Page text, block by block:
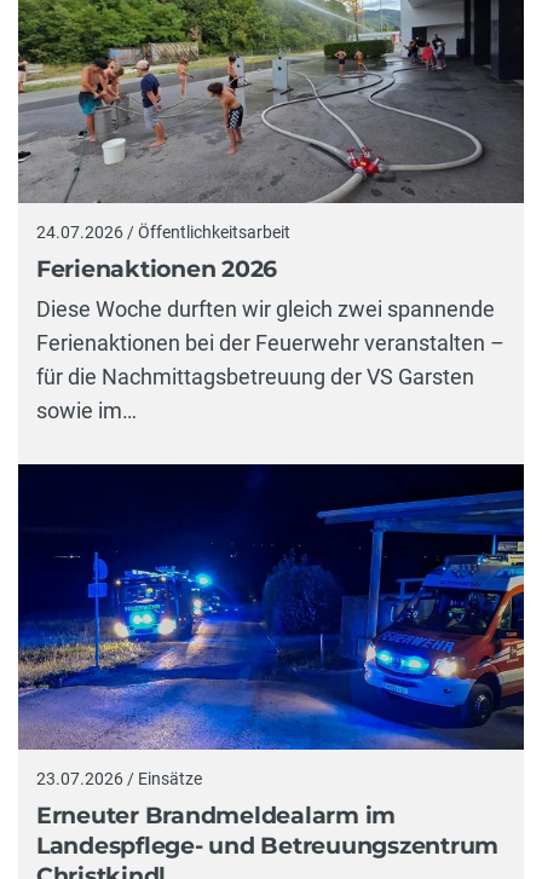
24.07.2026 / Öffentlichkeitsarbeit
Ferienaktionen 2026
Diese Woche durften wir gleich zwei spannende
Ferienaktionen bei der Feuerwehr veranstalten –
für die Nachmittagsbetreuung der VS Garsten
sowie im…
23.07.2026 / Einsätze
Erneuter Brandmeldealarm im
Landespflege- und Betreuungszentrum